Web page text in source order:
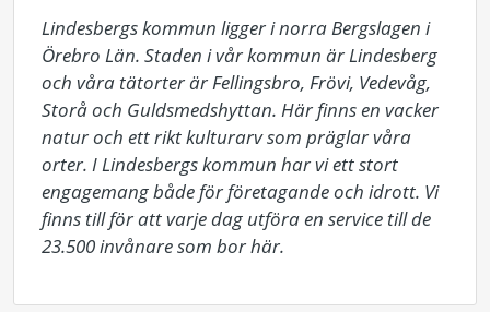
Lindesbergs kommun ligger i norra Bergslagen i
Örebro Län. Staden i vår kommun är Lindesberg
och våra tätorter är Fellingsbro, Frövi, Vedevåg,
Storå och Guldsmedshyttan. Här finns en vacker
natur och ett rikt kulturarv som präglar våra
orter. I Lindesbergs kommun har vi ett stort
engagemang både för företagande och idrott. Vi
finns till för att varje dag utföra en service till de
23.500 invånare som bor här.